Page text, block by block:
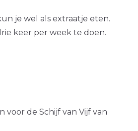
je wel als extraatje eten.
keer per week te doen.
voor de Schijf van Vijf van